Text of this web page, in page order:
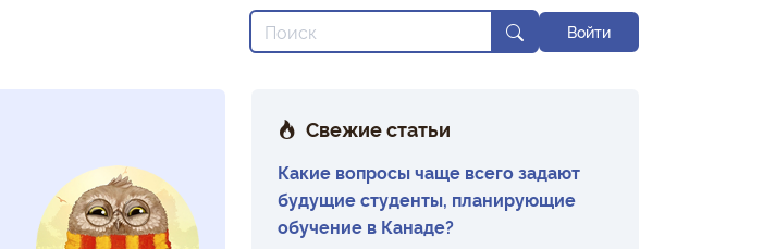
Войти
Свежие статьи
Какие вопросы чаще всего задают
будущие студенты, планирующие
обучение в Канаде?